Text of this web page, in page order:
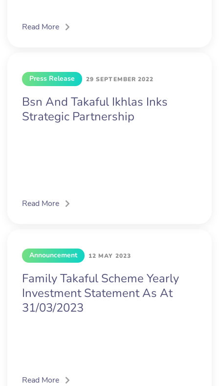
Read More
Press Release 29 SEPTEMBER 2022
Bsn And Takaful Ikhlas Inks
Strategic Partnership
Read More
Announcement 12 MAY 2023
Family Takaful Scheme Yearly
Investment Statement As At
31/03/2023
Read More